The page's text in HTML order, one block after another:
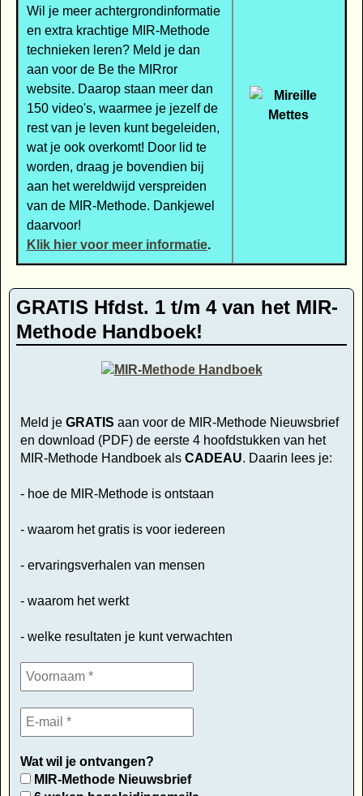
Wil je meer achtergrondinformatie
en extra krachtige MIR-Methode
technieken leren? Meld je dan
aan voor de Be the MIRror
website. Daarop staan meer dan
150 video's, waarmee je jezelf de
rest van je leven kunt begeleiden,
wat je ook overkomt! Door lid te
worden, draag je bovendien bij
aan het wereldwijd verspreiden
van de MIR-Methode. Dankjewel
daarvoor!
Klik hier voor meer informatie.
GRATIS Hfdst. 1 t/m 4 van het MIR-
Methode Handboek!
Meld je GRATIS aan voor de MIR-Methode Nieuwsbrief
en download (PDF) de eerste 4 hoofdstukken van het
MIR-Methode Handboek als CADEAU. Daarin lees je:
- hoe de MIR-Methode is ontstaan
- waarom het gratis is voor iedereen
- ervaringsverhalen van mensen
- waarom het werkt
- welke resultaten je kunt verwachten
Wat wil je ontvangen?
MIR-Methode Nieuwsbrief